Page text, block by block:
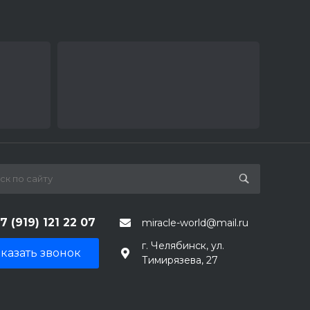
(919) 121 22 07 miracle-world@mail.ru
звонок
г. Челябинск, ул.
Тимирязева, 27